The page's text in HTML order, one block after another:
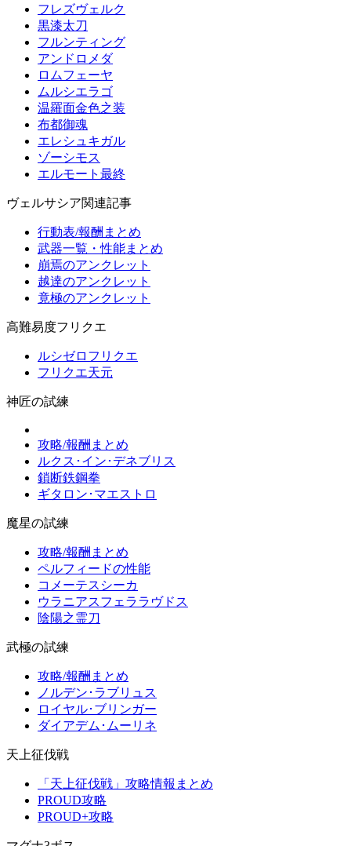
フレズヴェルク
黒漆太刀
フルンティング
アンドロメダ
ロムフェーヤ
ムルシエラゴ
温羅面金色之装
布都御魂
エレシュキガル
ゾーシモス
エルモート最終
ヴェルサシア関連記事
行動表/報酬まとめ
武器一覧・性能まとめ
崩焉のアンクレット
越達のアンクレット
竟極のアンクレット
高難易度フリクエ
ルシゼロフリクエ
フリクエ天元
神匠の試練
攻略/報酬まとめ
ルクス･イン･デネブリス
鎖断鉄鋼拳
ギタロン･マエストロ
魔星の試練
攻略/報酬まとめ
ペルフィードの性能
コメーテスシーカ
ウラニアスフェララヴドス
陰陽之霊刀
武極の試練
攻略/報酬まとめ
ノルデン･ラブリュス
ロイヤル･ブリンガー
ダイアデム･ムーリネ
天上征伐戦
「天上征伐戦」攻略情報まとめ
PROUD攻略
PROUD+攻略